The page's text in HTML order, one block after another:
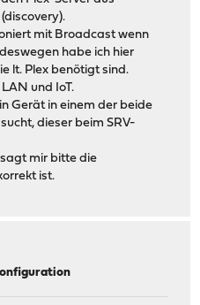
mit Broadcast wenn
habe ich hier
lt. Plex benötigt sind.
und IoT.
Gerät in einem der beide
dieser beim SRV-
mir bitte die
ist.